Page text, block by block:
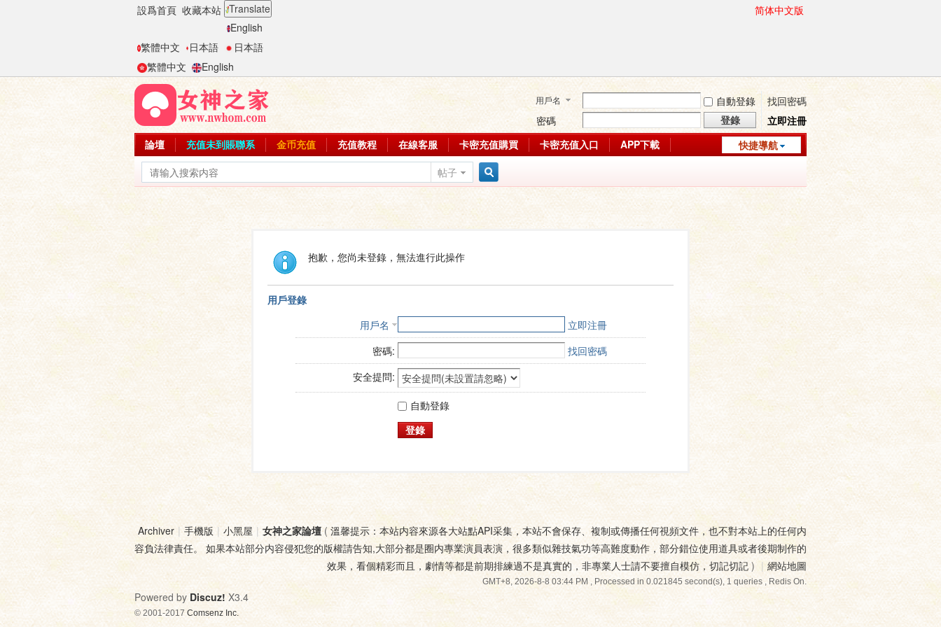
設爲首頁 收藏本站 Translate
English
繁體中文
日本語
日本語
繁體中文
English
简体中文版
用戶名 自動登錄
找回密碼
密碼
登錄
立即注冊
快捷導航
論壇 充值未到賬聯系 金币充值 充值教程 在線客服 卡密充值購買 卡密充值入口
APP下載
帖子
抱歉，您尚未登錄，無法進行此操作
用戶登錄
用戶名
立即注冊
密碼:
找回密碼
安全提問:
自動登錄
登錄
Archiver | 手機版 | 小黑屋 | 女神之家論壇( 溫馨提示：本站内容來源各大站點API采集，本站不會保存、複制或傳播任何視頻文件，也不對本站上的任何内
容負法律責任。 如果本站部分内容侵犯您的版權請告知,大部分都是圈内專業演員表演，很多類似雜技氣功等高難度動作，部分錯位使用道具或者後期制作的
效果，看個精彩而且，劇情等都是前期排練過不是真實的，非專業人士請不要擅自模仿，切記切記 ) | 網站地圖
GMT+8, 2026-8-8 03:44 PM, Processed in 0.021845 second(s), 1 queries , Redis On.
Powered by Discuz! X3.4
© 2001-2017 Comsenz Inc.